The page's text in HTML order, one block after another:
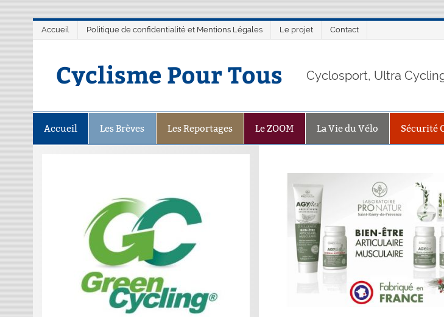
Accueil Politique de confidentialité et Mentions Légales Le projet Contact
Cyclisme Pour Tous Cyclosport, Ultra
Accueil Les Brèves Les Reportages Le ZOOM La Vie du Vélo Sécurité